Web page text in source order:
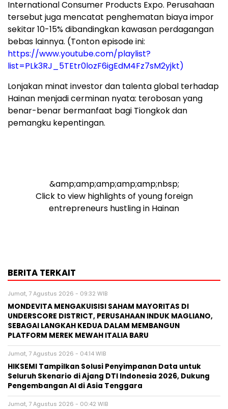
International Consumer Products Expo. Perusahaan
tersebut juga mencatat penghematan biaya impor
sekitar 10-15% dibandingkan kawasan perdagangan
bebas lainnya. (Tonton episode ini:
https://www.youtube.com/playlist?
list=PLk3RJ_5TEtr0lozF6igEdM4Fz7sM2yjkt)
Lonjakan minat investor dan talenta global terhadap
Hainan menjadi cerminan nyata: terobosan yang
benar-benar bermanfaat bagi Tiongkok dan
pemangku kepentingan.
&amp;amp;amp;amp;amp;nbsp;
Click to view highlights of young foreign
entrepreneurs hustling in Hainan
BERITA TERKAIT
Jumat, 7 Agustus 2026 - 09:32 WIB
MONDEVITA MENGAKUISISI SAHAM MAYORITAS DI
UNDERSCORE DISTRICT, PERUSAHAAN INDUK MAGLIANO,
SEBAGAI LANGKAH KEDUA DALAM MEMBANGUN
PLATFORM MEREK MEWAH ITALIA BARU
Jumat, 7 Agustus 2026 - 04:14 WIB
HIKSEMI Tampilkan Solusi Penyimpanan Data untuk
Seluruh Skenario di Ajang DTI Indonesia 2026, Dukung
Pengembangan AI di Asia Tenggara
Jumat, 7 Agustus 2026 - 00:42 WIB